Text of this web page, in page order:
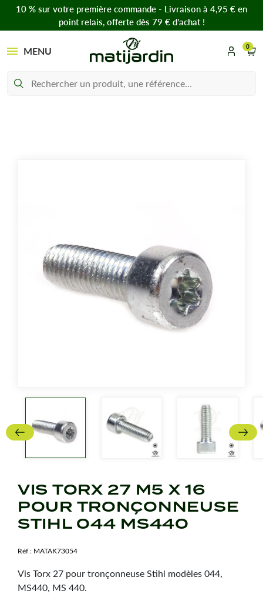
10 % sur votre première commande - Livraison à 4,95 € en
point relais, offerte dès 79 € d’achat !
MENU 0
VIS TORX 27 M5 X 16
POUR TRONÇONNEUSE
STIHL 044 MS440
Réf : MATAK73054
Vis Torx 27 pour tronçonneuse Stihl modèles 044,
MS440, MS 440.